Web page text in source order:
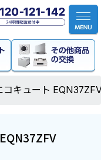
コキュート